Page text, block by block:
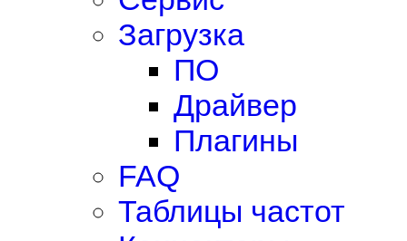
Загрузка
ПО
Драйвер
Плагины
FAQ
Таблицы частот